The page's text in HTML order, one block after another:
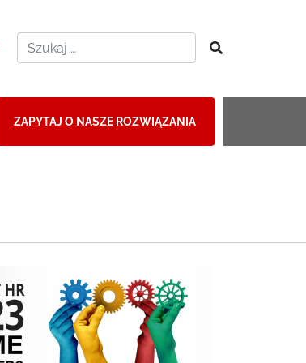
ZAPYTAJ O NASZE ROZWIĄZANIA